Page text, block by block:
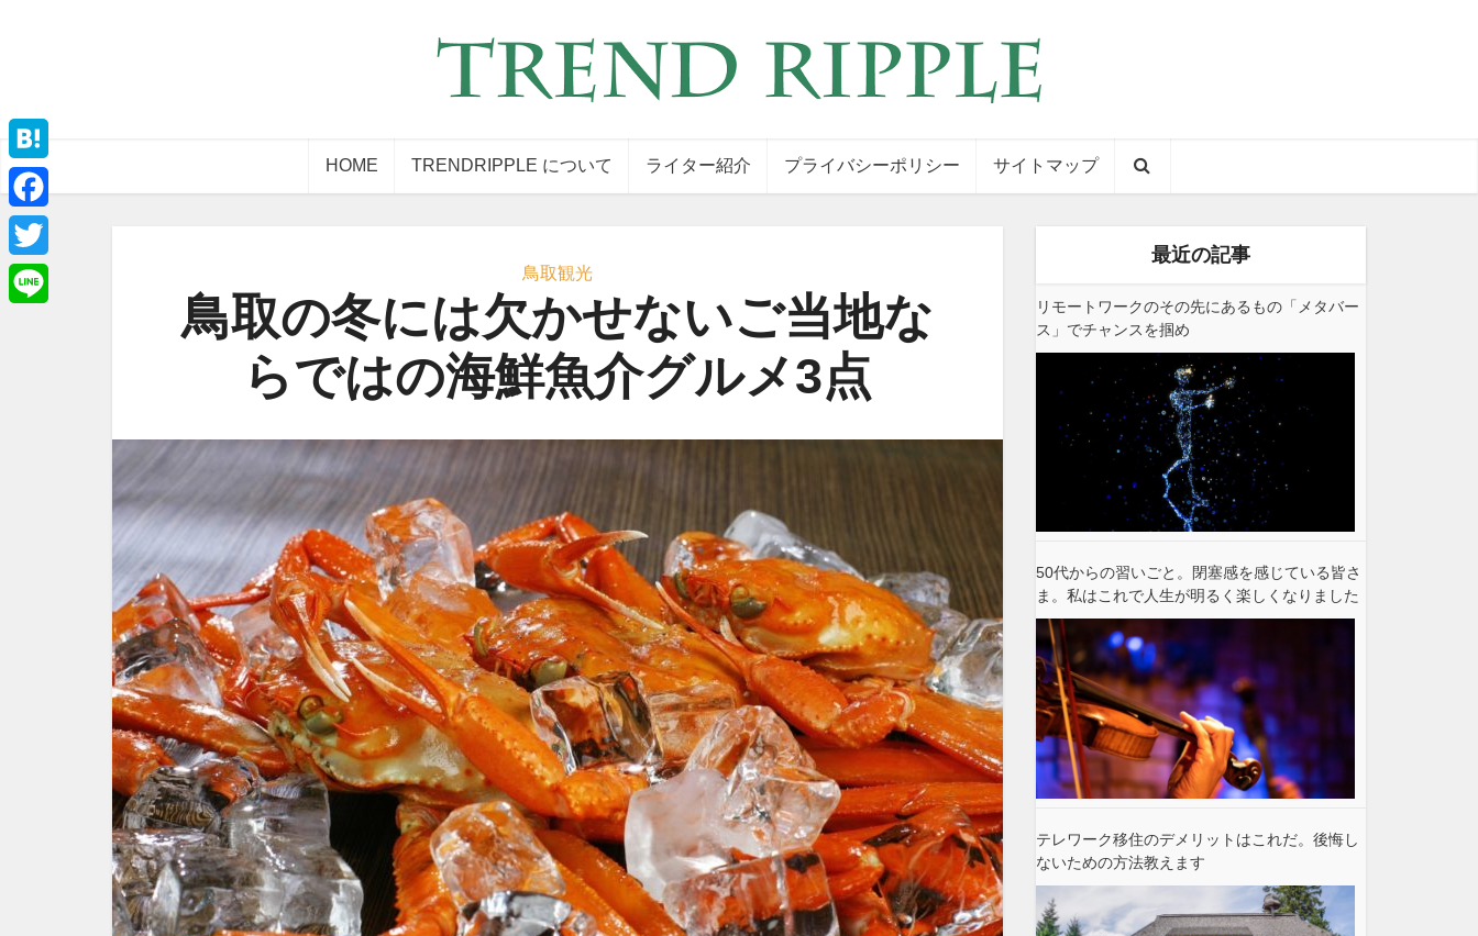
HOME TRENDRIPPLE について ライター紹介 プライバシーポリシー サイトマップ
鳥取観光
鳥取の冬には欠かせないご当地な
らではの海鮮魚介グルメ3点
最近の記事
リモートワークのその先にあるもの「メタバー
ス」でチャンスを掴め
50代からの習いごと。閉塞感を感じている皆さ
ま。私はこれで人生が明るく楽しくなりました
テレワーク移住のデメリットはこれだ。後悔し
ないための方法教えます
Hatena
Facebook
Twitter